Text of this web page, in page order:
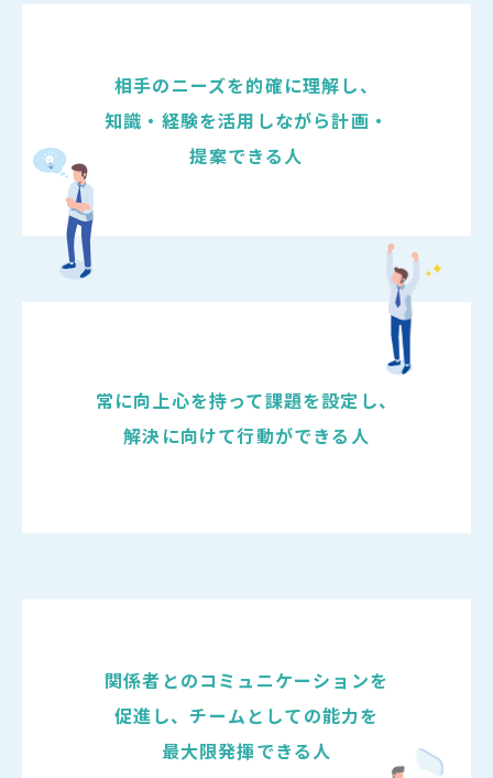
相手のニーズを的確に理解し、
知識・経験を活用しながら計画・
提案できる人
常に向上心を持って課題を設定し、
解決に向けて行動ができる人
関係者とのコミュニケーションを
促進し、チームとしての能力を
最大限発揮できる人